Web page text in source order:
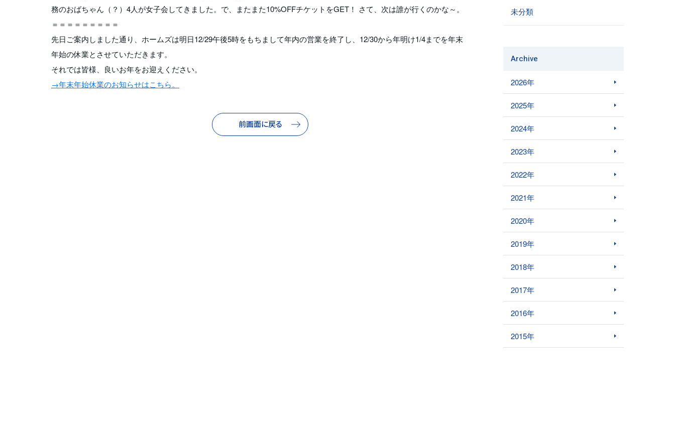
務のおばちゃん（？）4人が女子会してきました。で、またまた10%OFFチケットをGET！ さて、次は誰が行くのかな～。
＝＝＝＝＝＝＝＝＝
先日ご案内しました通り、ホームズは明日12/29午後5時をもちまして年内の営業を終了し、12/30から年明け1/4までを年末
年始の休業とさせていただきます。
それでは皆様、良いお年をお迎えください。
→年末年始休業のお知らせはこちら。
前画面に戻る
未分類
Archive
2026年
2025年
2024年
2023年
2022年
2021年
2020年
2019年
2018年
2017年
2016年
2015年